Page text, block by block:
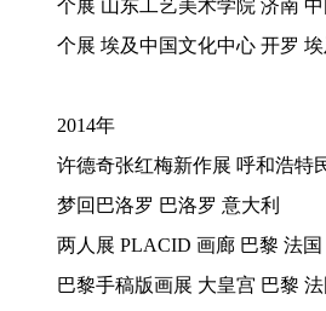
个展 山东工艺美术学院 济南 中
个展 埃及中国文化中心 开罗 埃
2014年
许德奇张红梅新作展 呼和浩特
梦回巴洛罗 巴洛罗 意大利
两人展 PLACID 画廊 巴黎 法国
巴黎手稿版画展 大皇宫 巴黎 法